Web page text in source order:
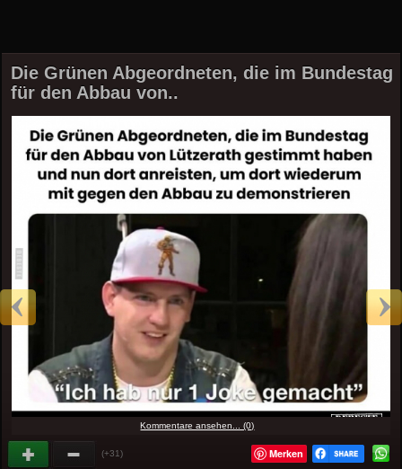
Die Grünen Abgeordneten, die im Bundestag
für den Abbau von..
Kommentare ansehen... (0)
(+31) Merken